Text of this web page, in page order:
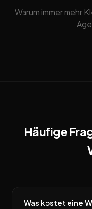
Warum immer mehr
Häufige
Was kostet eine